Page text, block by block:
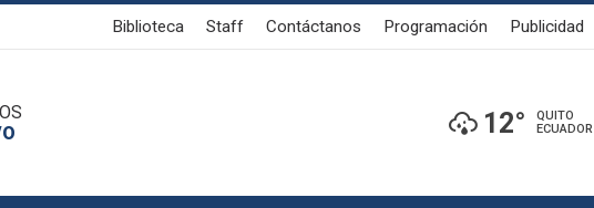
Biblioteca Staff Contáctanos Programación Publicidad
12°
QUITO
ECUADOR